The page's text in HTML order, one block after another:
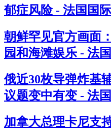
郁症风险 - 法国国
朝鲜罕见官方画面
园和海滩娱乐 - 法
俄近30枚导弹炸基
议题变中有变 - 法
加拿大总理卡尼支